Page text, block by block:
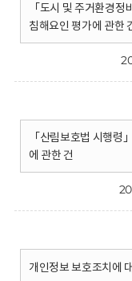
「도시 및 주거환경
침해요인 평가에 관한
「산림보호법 시행령
에 관한 건
개인정보 보호조치에